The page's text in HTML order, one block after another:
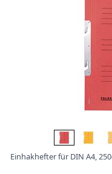
Einhakhefter für DIN A4,